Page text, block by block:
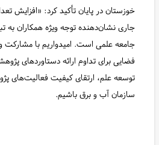
خوزستان در پایان تأکید کرد: «افزایش
جاری نشان‌دهنده توجه ویژه همکاران به
جامعه علمی است. امیدواریم با مشارکت
فضایی برای تداوم ارائه دستاوردهای
توسعه علم، ارتقای کیفیت فعالیت‌های
سازمان آب و برق باشیم.